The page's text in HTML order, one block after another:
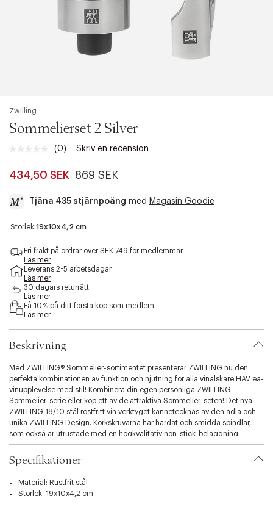
Zwilling
Sommelierset 2 Silver
Inget
Länk
sida.
(0) Skriv en recension
434,50 SEK 869 SEK
Tjäna 435 stjärnpoäng med Magasin Goodie
a
c
s
b
i
t
.
v
a
r
i
a
t
i
o
.
s
Storlek:19x10x4,2 cm
Fri frakt på ordrar över SEK 749 för medlemmar
Läs mer
Leverans 2-5 arbetsdagar
Läs mer
30 dagars returrätt
Läs mer
Få 10% på ditt första köp som medlem
Läs mer
Beskrivning
Med ZWILLING® Sommelier-sortimentet presenterar ZWILLING nu den
perfekta kombinationen av funktion och njutning för alla vinälskare HAV ea-
vinupplevelse med stil! Kombinera din egen personliga ZWILLING
Sommelier-serie eller köp ett av de attraktiva Sommelier-seten! Det nya
ZWILLING 18/10 stål rostfritt vin verktyget kännetecknas av den ädla och
unika ZWILLING Design. Korkskruvarna har härdat och smidda spindlar,
som också är utrustade med en högkvalitativ non-stick-beläggning.
Således kan lätt rotation och utdragning av alla typer av Korkar garanteras.
Med ZWILLING Sommelier-serien förhöjs vinets njutning till en
stilupplevelse. Skål! Detta eleganta tvådelade sommelier-set ger verklig
vingglädje. Denna kvalitetspresent och förvaringslåda innehåller en
servitörstopp och en dekanterande stopp, som utgör kärnan i perfekt
vinnjutning. Servera ditt vin stilfullt och professionellt, så upplevelsen
kommer alltid att vara unik.
Specifikationer
Material: Rustfrit stål
Storlek: 19x10x4,2 cm